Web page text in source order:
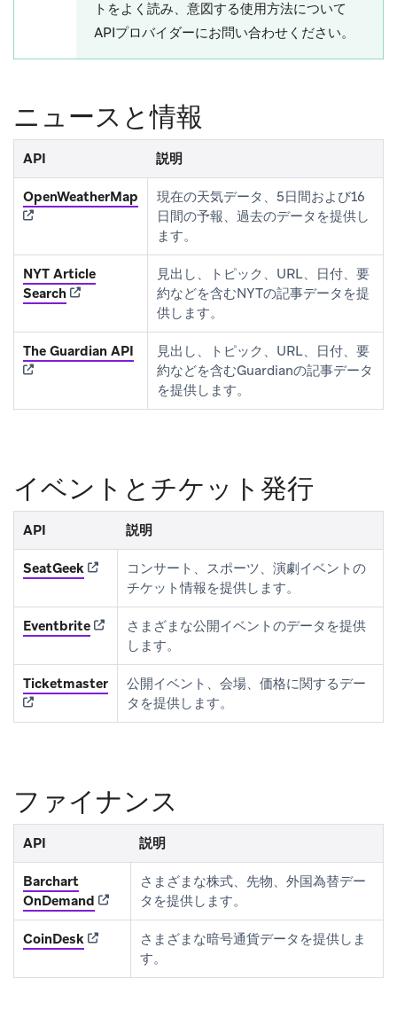
トをよく読み、意図する使用方法について
APIプロバイダーにお問い合わせください。
ニュースと情報
API 説明
OpenWeatherMap (opens in new tab)
現在の天気データ、5日間および16
日間の予報、過去のデータを提供し
ます。
NYT Article
Search(opens in new tab)
見出し、トピック、URL、日付、要
約などを含むNYTの記事データを提
供します。
The Guardian API (opens in new tab)
見出し、トピック、URL、日付、要
約などを含むGuardianの記事データ
を提供します。
イベントとチケット発行
API 説明
SeatGeek (opens in new tab)
コンサート、スポーツ、演劇イベントの
チケット情報を提供します。
Eventbrite(opens in new tab)
さまざまな公開イベントのデータを提供
します。
Ticketmaster(opens in new tab)
公開イベント、会場、価格に関するデー
タを提供します。
ファイナンス
API 説明
Barchart
OnDemand (opens in new tab)
さまざまな株式、先物、外国為替デー
タを提供します。
CoinDesk (opens in new tab)
さまざまな暗号通貨データを提供しま
す。